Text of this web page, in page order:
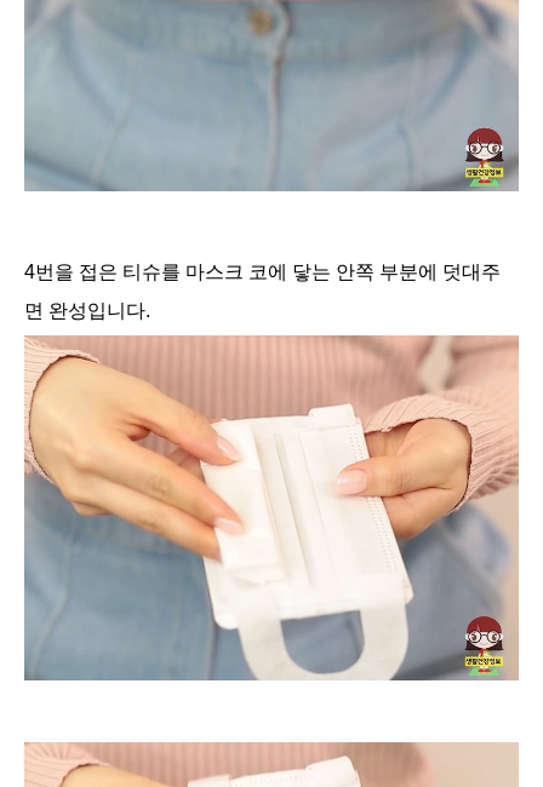
4번을 접은 티슈를 마스크 코에 닿는 안쪽 부분에 덧대주
면 완성입니다.